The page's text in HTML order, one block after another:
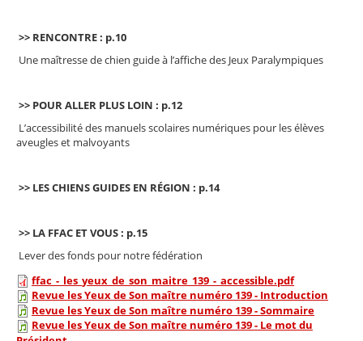
>> RENCONTRE : p.10
Une maîtresse de chien guide à l’affiche des Jeux Paralympiques
>> POUR ALLER PLUS LOIN : p.12
L’accessibilité des manuels scolaires numériques pour les élèves
aveugles et malvoyants
>> LES CHIENS GUIDES EN RÉGION : p.14
>> LA FFAC ET VOUS : p.15
Lever des fonds pour notre fédération
ffac_-_les_yeux_de_son_maitre_139_-_accessible.pdf
Revue les Yeux de Son maître numéro 139 - Introduction
Revue les Yeux de Son maître numéro 139 - Sommaire
Revue les Yeux de Son maître numéro 139 - Le mot du